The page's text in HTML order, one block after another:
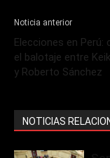
Noticia anterior
Elecciones en Perú:
el balotaje entre
y Roberto Sánchez
NOTICIAS